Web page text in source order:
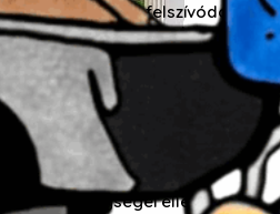
nagyágyú. Kettő felszívódó
gombaölő szer, amely
mutat.Monilia
rothadása,
, valamint
levélbetegségei ellen.